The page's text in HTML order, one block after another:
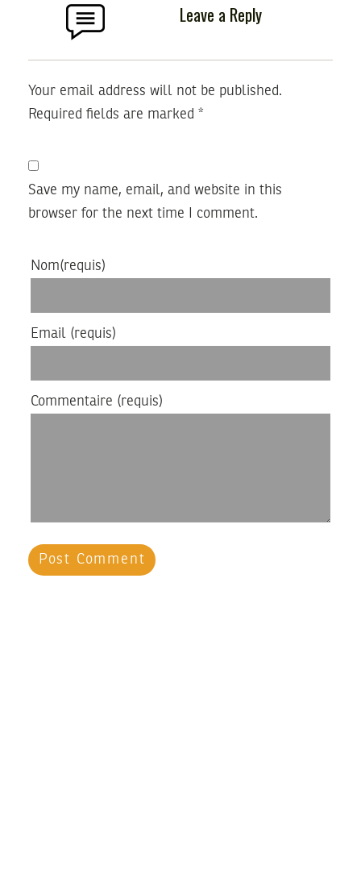
Leave a Reply
Your email address will not be published.
Required fields are marked *
Save my name, email, and website in this
browser for the next time I comment.
Nom(requis)
Email (requis)
Commentaire (requis)